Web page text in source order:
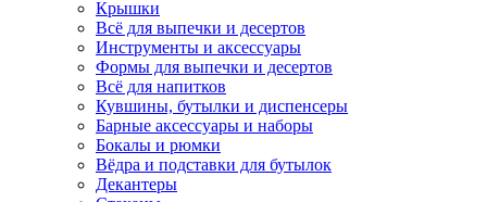
Крышки
Всё для выпечки и десертов
Инструменты и аксессуары
Формы для выпечки и десертов
Всё для напитков
Кувшины, бутылки и диспенсеры
Барные аксессуары и наборы
Бокалы и рюмки
Вёдра и подставки для бутылок
Декантеры